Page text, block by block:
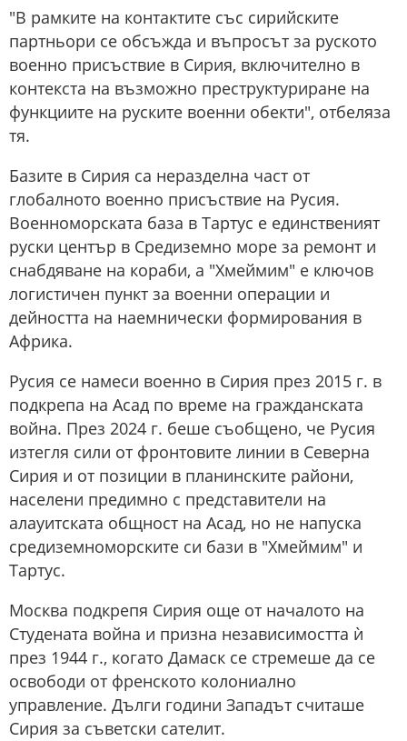
"В рамките на контактите със сирийските
партньори се обсъжда и въпросът за руското
военно присъствие в Сирия, включително в
контекста на възможно преструктуриране на
функциите на руските военни обекти", отбеляза
тя.
Базите в Сирия са неразделна част от
глобалното военно присъствие на Русия.
Военноморската база в Тартус е единственият
руски център в Средиземно море за ремонт и
снабдяване на кораби, а "Хмеймим" е ключов
логистичен пункт за военни операции и
дейността на наемнически формирования в
Африка.
Русия се намеси военно в Сирия през 2015 г. в
подкрепа на Асад по време на гражданската
война. През 2024 г. беше съобщено, че Русия
изтегля сили от фронтовите линии в Северна
Сирия и от позиции в планинските райони,
населени предимно с представители на
алауитската общност на Асад, но не напуска
средиземноморските си бази в "Хмеймим" и
Тартус.
Москва подкрепя Сирия още от началото на
Студената война и призна независимостта ѝ
през 1944 г., когато Дамаск се стремеше да се
освободи от френското колониално
управление. Дълги години Западът считаше
Сирия за съветски сателит.